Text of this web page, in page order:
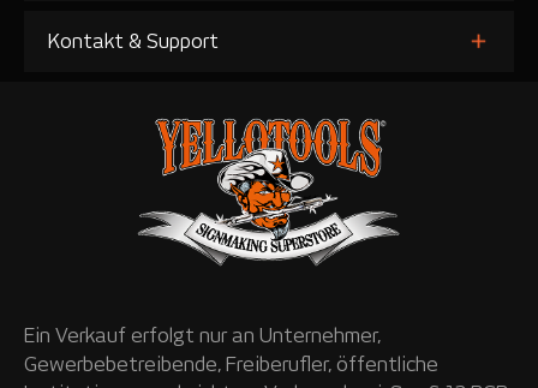
Kontakt & Support
Ein Verkauf erfolgt nur an Unternehmer,
Gewerbebetreibende, Freiberufler, öffentliche